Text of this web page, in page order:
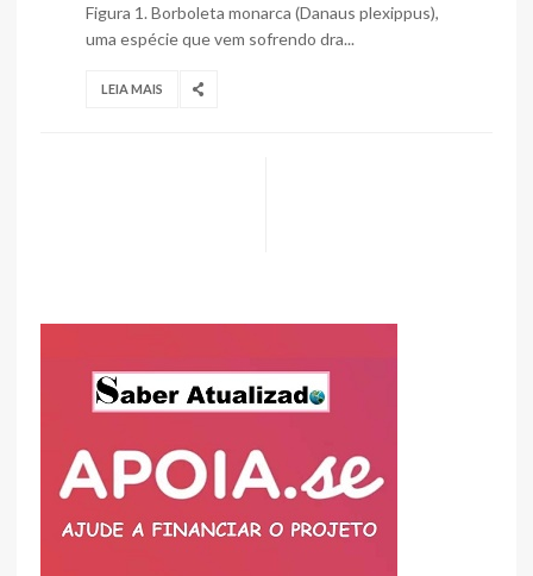
Figura 1. Borboleta monarca (Danaus plexippus),
uma espécie que vem sofrendo dra...
LEIA MAIS